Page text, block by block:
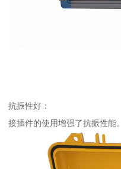
抗振性好：
接插件的使用增强了抗振性能。